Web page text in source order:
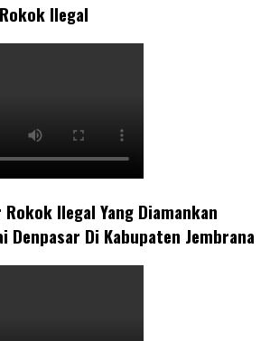
Ilegal
Ilegal Yang Diamankan
Denpasar Di Kabupaten Jembrana